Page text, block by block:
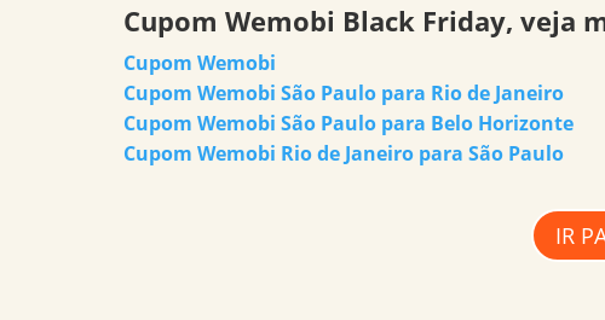
Cupom Wemobi Black Friday, veja
Cupom Wemobi
Cupom Wemobi São Paulo para Rio de Janeiro
Cupom Wemobi São Paulo para Belo Horizonte
Cupom Wemobi Rio de Janeiro para São Paulo
IR